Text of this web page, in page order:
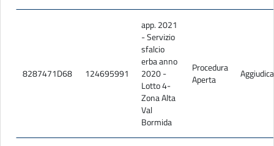
MODELLO C _ECONOMICA - lotto 4.odt
MODELLO C _ECONOMICA - lotto 5.odt
MODELLO C _ECONOMICA - lotto 6.odt
Manuale Sintel - Modalità tecniche utilizzo piattaforma.pdf
Manuale Sintel - partecipazione gara O.E..pdf
8287471D68 124695991
app. 2021
- Servizio
sfalcio
erba anno
2020 -
Lotto 4-
Zona Alta
Val
Bormida
Procedura
Aperta